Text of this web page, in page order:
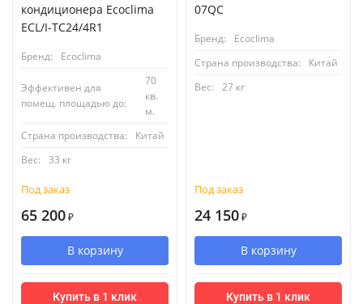
кондиционера Ecoclima
ECL/I-TC24/4R1
Бренд: Ecoclima
Эффективен для
помещ. площадью до:
70
кв.
м.
Страна производства:
Китай
Вес:
33 кг
Под заказ
65 200 ₽
В корзину
Купить в 1 клик
07QC
Бренд:
Ecoclima
Страна производства:
Китай
Вес:
27 кг
Под заказ
24 150 ₽
В корзину
Купить в 1 клик